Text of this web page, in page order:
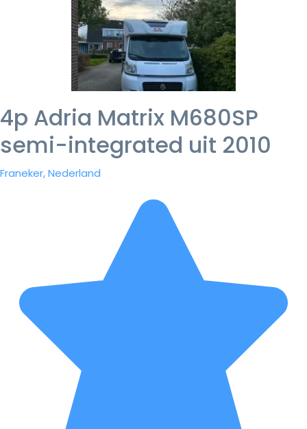
4p Adria Matrix M680SP
semi-integrated uit 2010
Franeker, Nederland